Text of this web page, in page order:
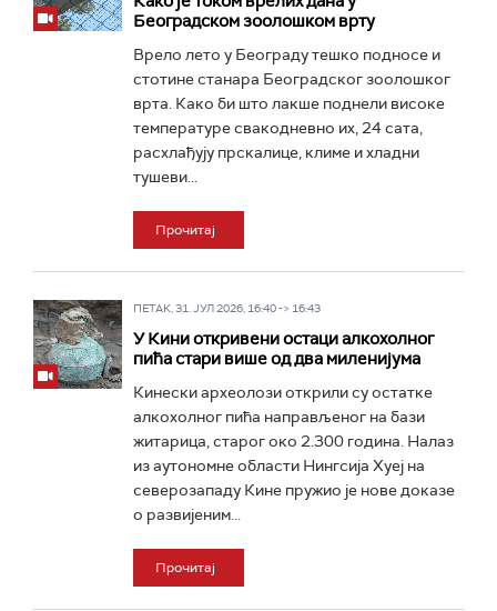
Београдском зоолошком врту
Врело лето у Београду тешко подносе и
стотине станара Београдског зоолошког
врта. Како би што лакше поднели високе
температуре свакодневно их, 24 сата,
расхлађују прскалице, климе и хладни
тушеви...
Прочитај
ПЕТАК, 31. ЈУЛ 2026, 16:40 -> 16:43
У Кини откривени остаци алкохолног
пића стари више од два миленијума
Кинески археолози открили су остатке
алкохолног пића направљеног на бази
житарица, старог око 2.300 година. Налаз
из аутономне области Нингсија Хуеј на
северозападу Кине пружио је нове доказе
о развијеним...
Прочитај